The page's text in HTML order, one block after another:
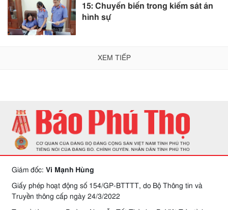
15: Chuyển biến trong kiểm sát án
hình sự
XEM TIẾP
Giám đốc: Vi Mạnh Hùng
Giấy phép hoạt động số 154/GP-BTTTT, do Bộ Thông tin và
Truyền thông cấp ngày 24/3/2022